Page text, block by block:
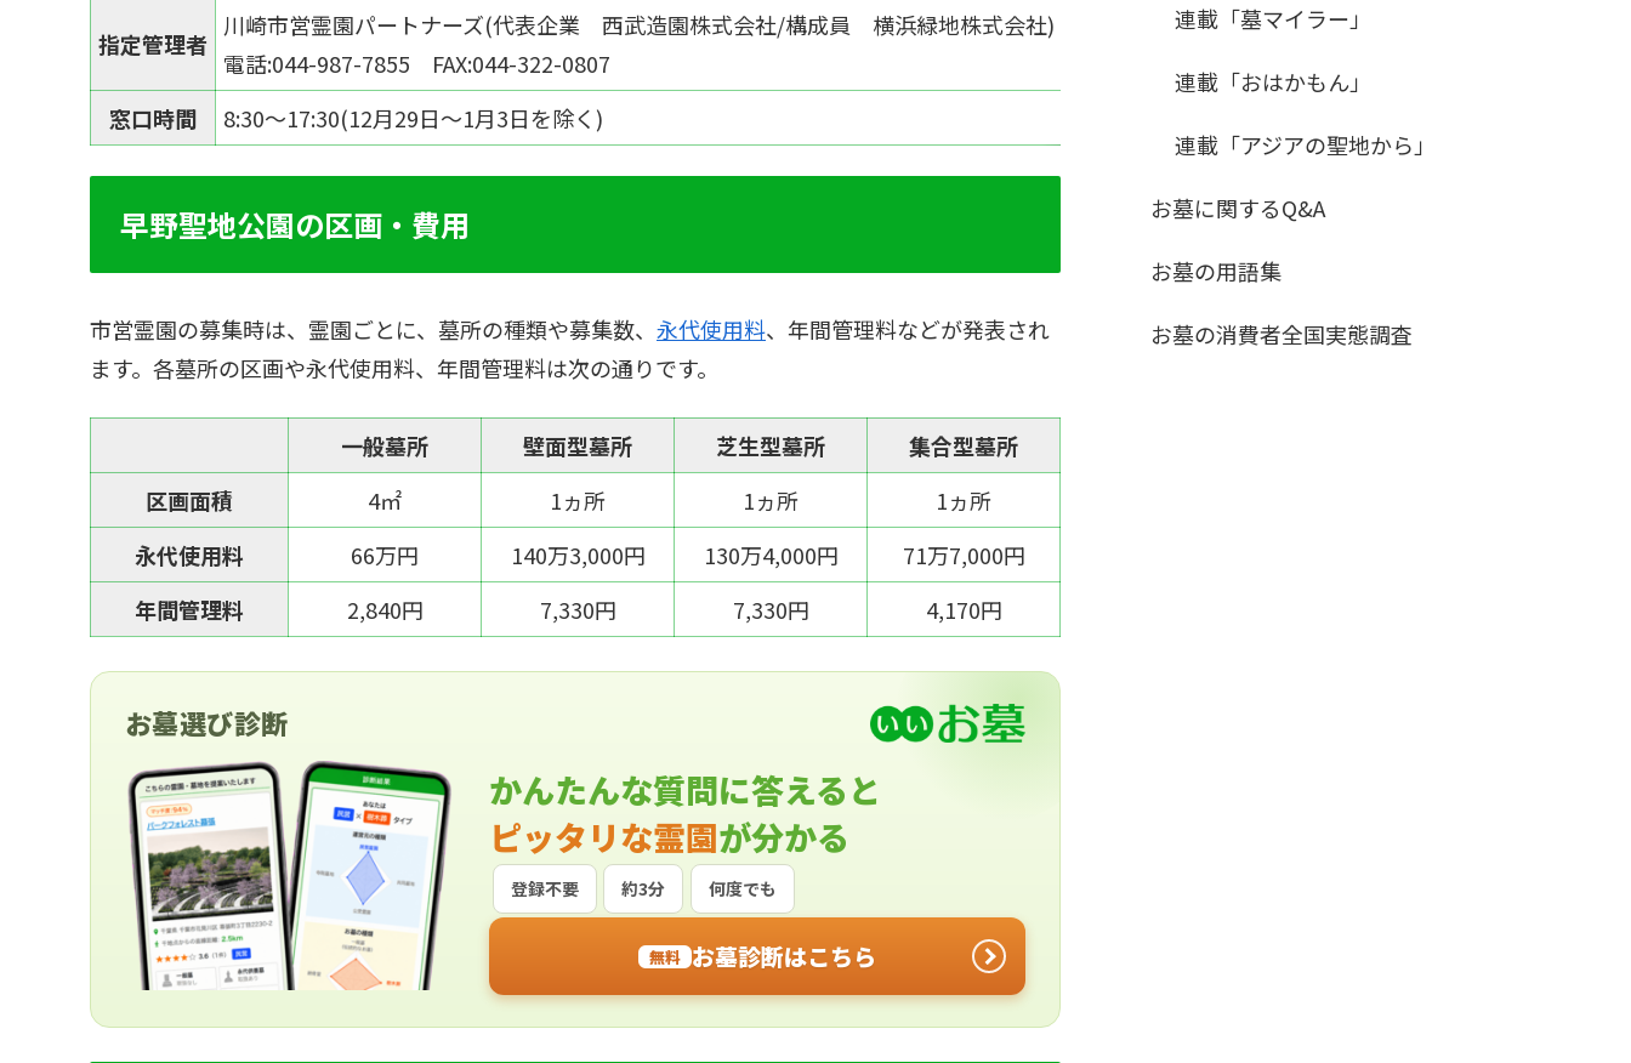
指定管理者
川崎市営霊園パートナーズ(代表企業 西武造園株式会社/構成員 横浜緑地株式会社)
電話:044-987-7855 FAX:044-322-0807
窓口時間
8:30～17:30(12月29日～1月3日を除く)
早野聖地公園の区画・費用
市営霊園の募集時は、霊園ごとに、墓所の種類や募集数、 永代使用料、年間管理料などが発表され
ます。各墓所の区画や永代使用料、年間管理料は次の通りです。
一般墓所 壁面型墓所 芝生型墓所
集合型墓所
区画面積
4㎡ 1ヵ所 1ヵ所
1ヵ所
永代使用料
66万円 140万3,000円 130万4,000円
71万7,000円
年間管理料
2,840円 7,330円 7,330円 4,170円
お墓選び診断
かんたんな質問に答えると
ピッタリな霊園が分かる
登録不要 約3分 何度でも
無料 お墓診断はこちら
連載「墓マイラー」
連載「おはかもん」
連載「アジアの聖地から」
お墓に関するQ&A
お墓の用語集
お墓の消費者全国実態調査